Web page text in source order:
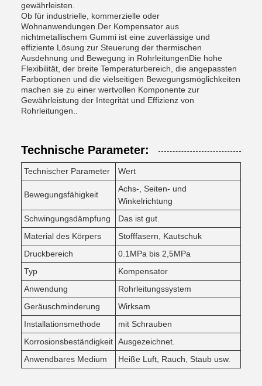
gewährleisten.
Ob für industrielle, kommerzielle oder
Wohnanwendungen.Der Kompensator aus
nichtmetallischem Gummi ist eine zuverlässige und
effiziente Lösung zur Steuerung der thermischen
Ausdehnung und Bewegung in RohrleitungenDie hohe
Flexibilität, der breite Temperaturbereich, die angepassten
Farboptionen und die vielseitigen Bewegungsmöglichkeiten
machen sie zu einer wertvollen Komponente zur
Gewährleistung der Integrität und Effizienz von
Rohrleitungen..
Technische Parameter:
Technischer Parameter Wert
Bewegungsfähigkeit
Achs-, Seiten- und
Winkelrichtung
Schwingungsdämpfung
Das ist gut.
Material des Körpers
Stofffasern, Kautschuk
Druckbereich
0.1MPa bis 2,5MPa
Typ
Kompensator
Anwendung
Rohrleitungssystem
Geräuschminderung
Wirksam
Installationsmethode
mit Schrauben
Korrosionsbeständigkeit Ausgezeichnet.
Anwendbares Medium
Heiße Luft, Rauch, Staub usw.